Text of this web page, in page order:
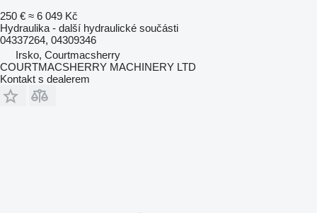
250 € ≈ 6 049 Kč
Hydraulika - další hydraulické součásti
04337264, 04309346
Irsko, Courtmacsherry
COURTMACSHERRY MACHINERY LTD
Kontakt s dealerem